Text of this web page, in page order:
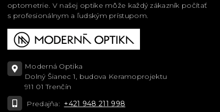
optometrie. V našej optike môže každý zákazník počítať
s profesionálnym a ľudským prístupom.
Moderná Optika
Dolný Šianec 1, budova Keramoprojektu
911 01 Trenčín
Predajňa: +421 948 211 998